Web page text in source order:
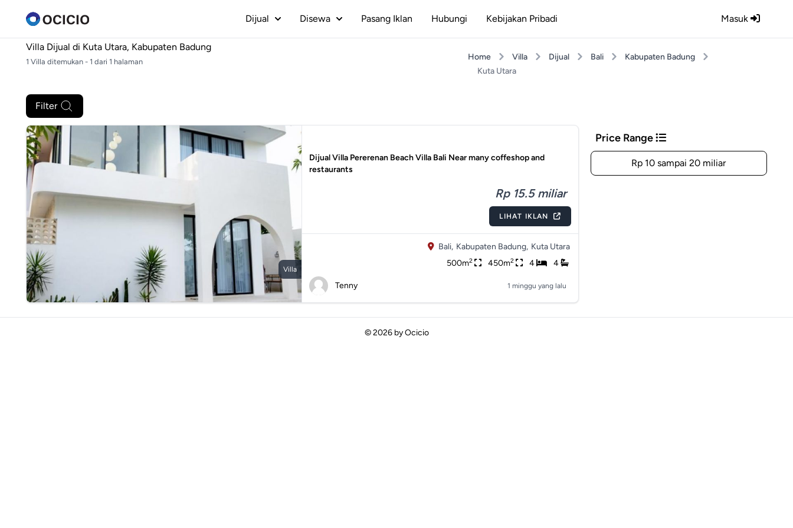
Masuk
Dijual Disewa Pasang Iklan Hubungi Kebijakan Pribadi
Villa Dijual di Kuta Utara, Kabupaten Badung
1 Villa ditemukan - 1 dari 1 halaman Home Villa Dijual Bali
Kabupaten Badung
Kuta Utara
Filter
Villa
Dijual Villa Pererenan Beach Villa Bali Near many coffeshop and
restaurants
Rp 15.5 miliar
LIHAT IKLAN
Bali, Kabupaten Badung, Kuta Utara
500m2 450m2 4 4
Tenny 1 minggu yang lalu
Price Range
Rp 10 sampai 20 miliar
© 2026 byOcicio